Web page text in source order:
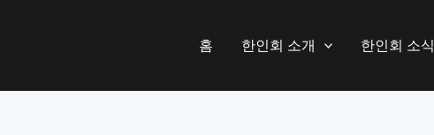
홈 한인회 소개 한인회 소식